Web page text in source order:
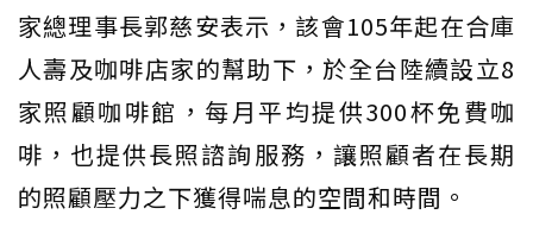
家總理事長郭慈安表示，該會105年起在合庫
人壽及咖啡店家的幫助下，於全台陸續設立8
家照顧咖啡館，每月平均提供300杯免費咖
啡，也提供長照諮詢服務，讓照顧者在長期
的照顧壓力之下獲得喘息的空間和時間。